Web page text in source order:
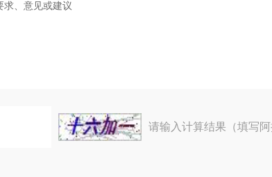
请输入计算结果（填写